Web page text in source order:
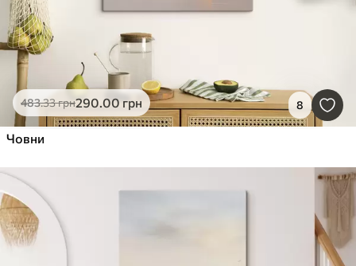
483.33грн290 .00 грн 8
Човни